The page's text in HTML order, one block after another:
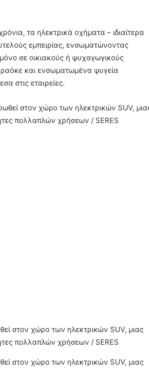
τα ηλεκτρικά οχήματα – ιδιαίτερα
εμπειρίας, ενσωματώνοντας
σε οικιακούς ή ψυχαγωγικούς
και ενσωματωμένα ψυγεία
στις εταιρείες.
στον χώρο των ηλεκτρικών SUV, μιας
πολλαπλών χρήσεων / SERES
στον χώρο των ηλεκτρικών SUV, μιας